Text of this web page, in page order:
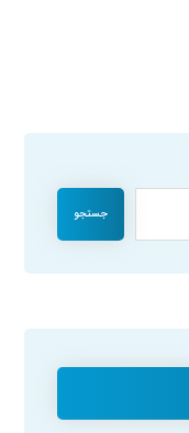
جستجو